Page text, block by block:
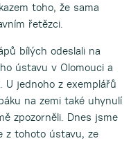
toho, že sama
řetězci.
bílých odeslali na
ústavu v Olomouci a
jednoho z exemplářů
na zemi také uhynulí
zpozorněli. Dnes jsme
z tohoto ústavu, ze